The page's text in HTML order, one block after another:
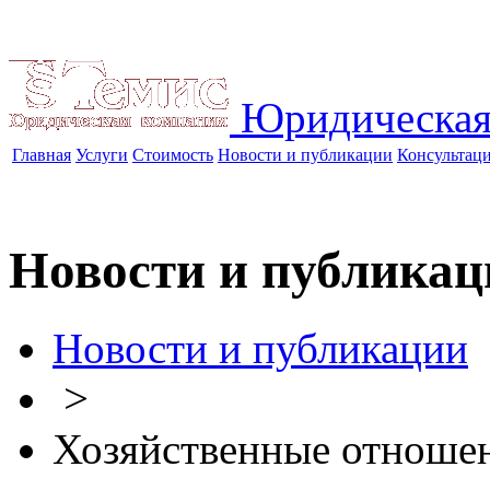
Главная Услуги Стоимость Новости и публикации
Новости и
Новости и публикации
>
Хозяйственные